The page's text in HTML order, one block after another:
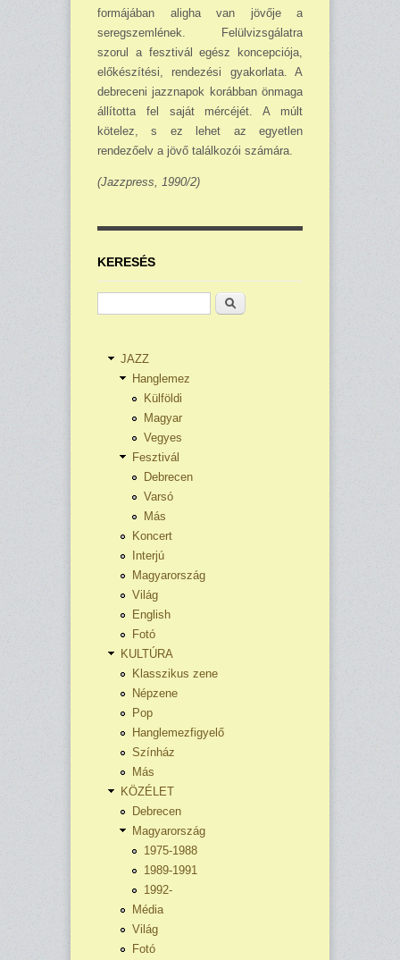
formájában aligha van jövője a
seregszemlének. Felülvizsgálatra
szorul a fesztivál egész koncepciója,
előkészítési, rendezési gyakorlata. A
debreceni jazznapok korábban önmaga
állította fel saját mércéjét. A múlt
kötelez, s ez lehet az egyetlen
rendezőelv a jövő találkozói számára.
(Jazzpress, 1990/2)
KERESÉS
Keresés
JAZZ
Hanglemez
Külföldi
Magyar
Vegyes
Fesztivál
Debrecen
Varsó
Más
Koncert
Interjú
Magyarország
Világ
English
Fotó
KULTÚRA
Klasszikus zene
Népzene
Pop
Hanglemezfigyelő
Színház
Más
KÖZÉLET
Debrecen
Magyarország
1975-1988
1989-1991
1992-
Média
Világ
Fotó